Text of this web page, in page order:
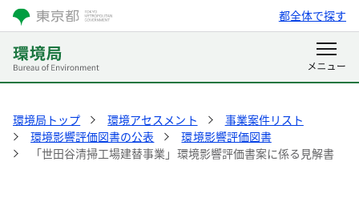
都全体で探す
環境局トップ 環境アセスメント
事業案件リスト
環境影響評価図書の公表
環境影響評価図書
「世田谷清掃工場建替事業」環境影響評価書案に係る見解書